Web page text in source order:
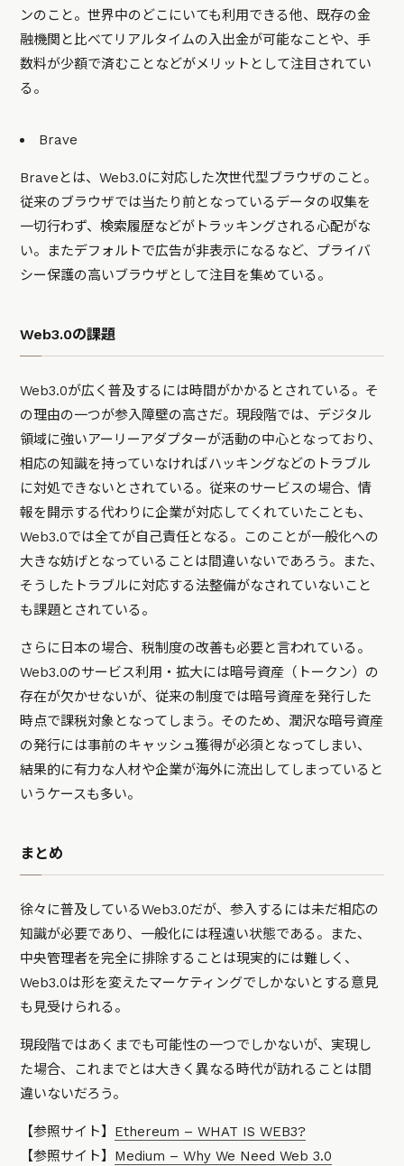
ンのこと。世界中のどこにいても利用できる他、既存の金
融機関と比べてリアルタイムの入出金が可能なことや、手
数料が少額で済むことなどがメリットとして注目されてい
る。
Brave
Braveとは、Web3.0に対応した次世代型ブラウザのこと。
従来のブラウザでは当たり前となっているデータの収集を
一切行わず、検索履歴などがトラッキングされる心配がな
い。またデフォルトで広告が非表示になるなど、プライバ
シー保護の高いブラウザとして注目を集めている。
Web3.0の課題
Web3.0が広く普及するには時間がかかるとされている。そ
の理由の一つが参入障壁の高さだ。現段階では、デジタル
領域に強いアーリーアダプターが活動の中心となっており、
相応の知識を持っていなければハッキングなどのトラブル
に対処できないとされている。従来のサービスの場合、情
報を開示する代わりに企業が対応してくれていたことも、
Web3.0では全てが自己責任となる。このことが一般化への
大きな妨げとなっていることは間違いないであろう。また、
そうしたトラブルに対応する法整備がなされていないこと
も課題とされている。
さらに日本の場合、税制度の改善も必要と言われている。
Web3.0のサービス利用・拡大には暗号資産（トークン）の
存在が欠かせないが、従来の制度では暗号資産を発行した
時点で課税対象となってしまう。そのため、潤沢な暗号資産
の発行には事前のキャッシュ獲得が必須となってしまい、
結果的に有力な人材や企業が海外に流出してしまっていると
いうケースも多い。
まとめ
徐々に普及しているWeb3.0だが、参入するには未だ相応の
知識が必要であり、一般化には程遠い状態である。また、
中央管理者を完全に排除することは現実的には難しく、
Web3.0は形を変えたマーケティングでしかないとする意見
も見受けられる。
現段階ではあくまでも可能性の一つでしかないが、実現し
た場合、これまでとは大きく異なる時代が訪れることは間
違いないだろう。
【参照サイト】 Ethereum – WHAT IS WEB3?
【参照サイト】 Medium – Why We Need Web 3.0